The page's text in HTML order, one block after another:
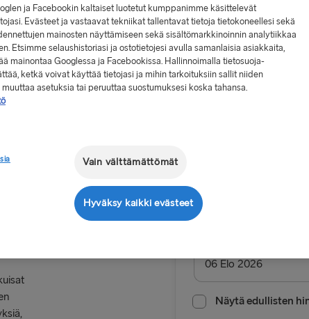
Alkaen 107.00€
, yksi suunta, yksi
Harwich → Hook
Frederikshavn →
Näytä edullisten
ja Facebookin kaltaiset luotetut kumppanimme käsittelevät
Evästeet ja vastaavat tekniikat tallentavat tietoja tietokoneellesi sekä
mainosten näyttämiseen sekä sisältömarkkinoinnin analytiikkaa
Etsimme selaushistoriasi ja ostotietojesi avulla samanlaisia asiakkaita,
mainontaa Googlessa ja Facebookissa. Hallinnoimalla tietosuoja-
ketkä voivat käyttää tietojasi ja mihin tarkoituksiin sallit niiden
muuttaa asetuksia tai peruuttaa suostumuksesi koska tahansa.
Vain välttämättömät
Hyväksy kaikki evästeet